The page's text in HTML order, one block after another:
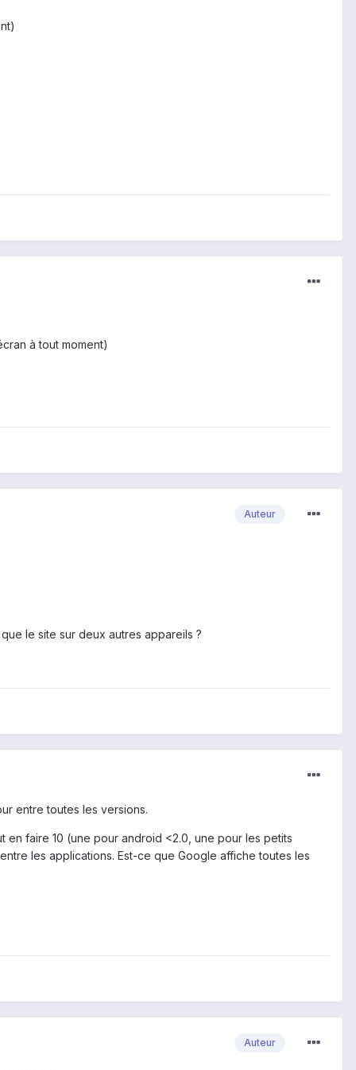
à tout moment)
Auteur
le site sur deux autres appareils ?
entre toutes les versions.
faire 10 (une pour android <2.0, une pour les petits
les applications. Est-ce que Google affiche toutes les
Auteur